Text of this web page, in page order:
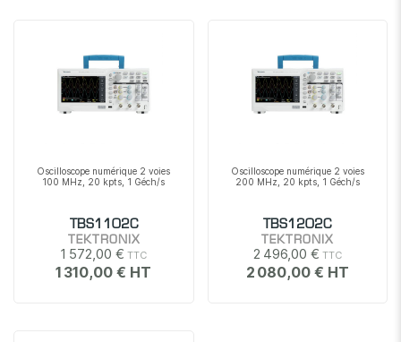
Oscilloscope numérique 2 voies
100 MHz, 20 kpts, 1 Géch/s
TBS1102C
TEKTRONIX
1 572,00 €
1 310,00 €
Oscilloscope numérique 2 voies
200 MHz, 20 kpts, 1 Géch/s
TBS1202C
TEKTRONIX
2 496,00 €
2 080,00 €